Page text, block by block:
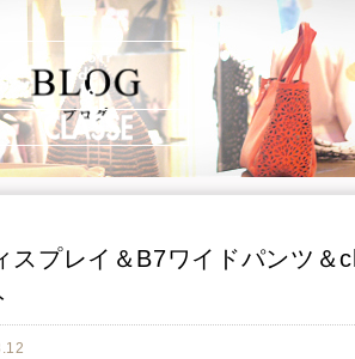
スプレイ＆B7ワイドパンツ＆